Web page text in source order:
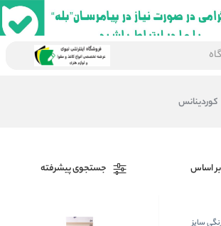
کوردینانس
اساس جستجوی پیشرفته